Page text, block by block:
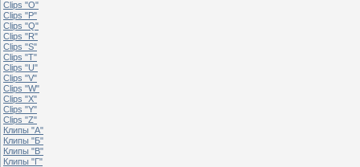
Clips "O"
Clips "P"
Clips "Q"
Clips "R"
Clips "S"
Clips "T"
Clips "U"
Clips "V"
Clips "W"
Clips "X"
Clips "Y"
Clips "Z"
Клипы "А"
Клипы "Б"
Клипы "В"
Клипы "Г"